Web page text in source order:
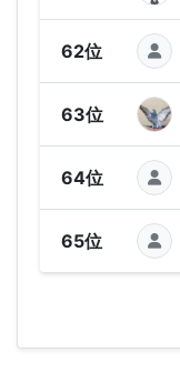
62位
63位
64位
65位